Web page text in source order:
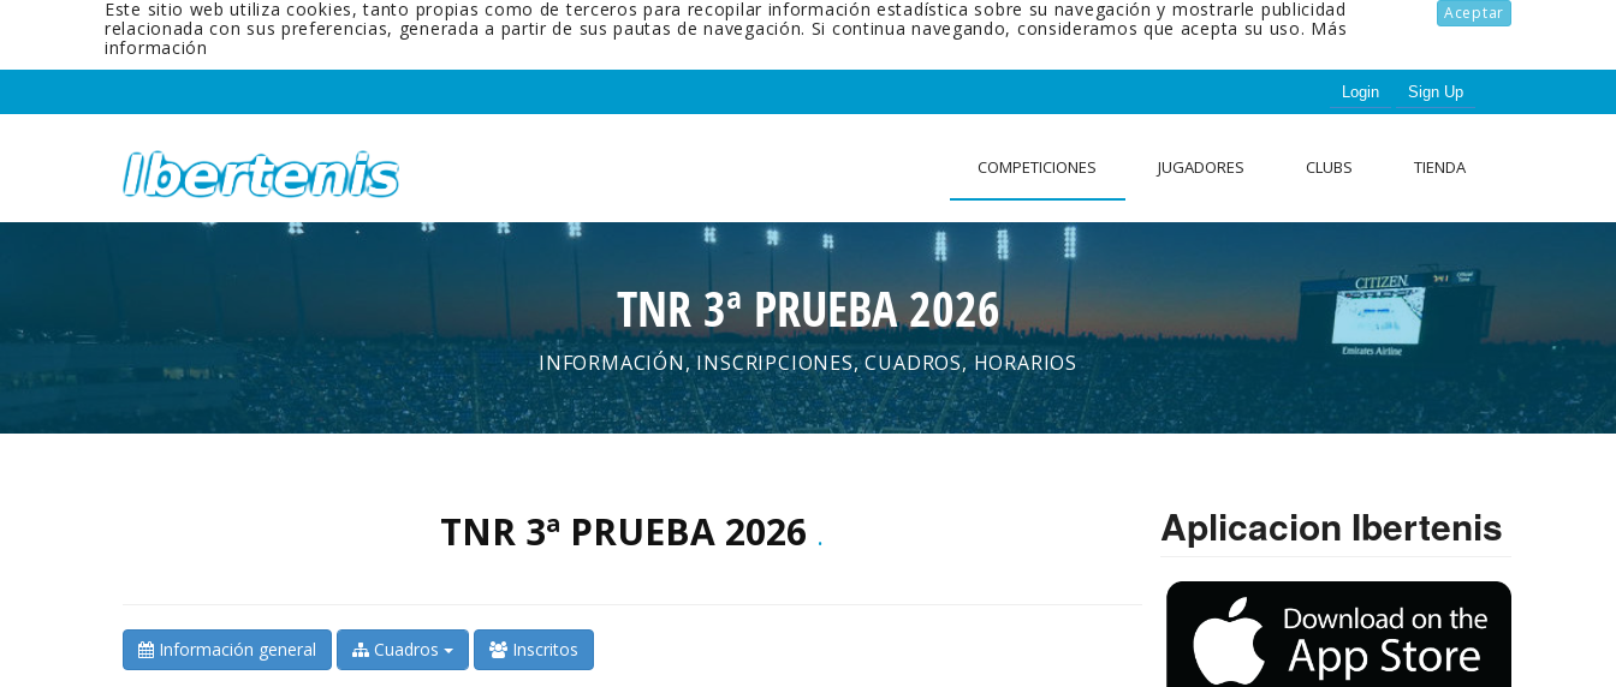
Aceptar
Este sitio web utiliza cookies, tanto propias como de terceros para recopilar información estadística sobre su navegación y mostrarle publicidad
relacionada con sus preferencias, generada a partir de sus pautas de navegación. Si continua navegando, consideramos que acepta su uso. Más
información
Login Sign Up
COMPETICIONES JUGADORES CLUBS TIENDA
TNR 3ª PRUEBA 2026
INFORMACIÓN, INSCRIPCIONES, CUADROS, HORARIOS
TNR 3ª PRUEBA 2026 .
Información general Cuadros Inscritos
Aplicacion Ibertenis